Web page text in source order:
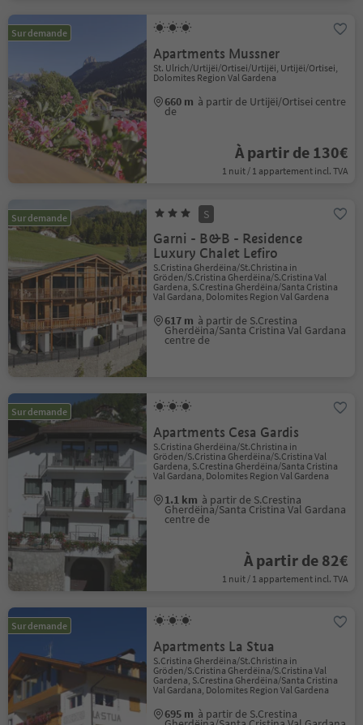
Sur demande
Apartments Mussner
St. Ulrich/Urtijëi/Ortisei/Urtijëi, Urtijëi/Ortisei,
Dolomites Region Val Gardena
660 m à partir de Urtijëi/Ortisei centre
de
À partir de 130€
1 nuit / 1 appartement incl. TVA
Sur demande S
Garni - B&B - Residence
Luxury Chalet Lefiro
S.Cristina Gherdëina/St.Christina in
Gröden/S.Cristina Gherdëina/S.Cristina Val
Gardena, S.Crestina Gherdëina/Santa Cristina
Val Gardana, Dolomites Region Val Gardena
617 m à partir de S.Crestina
Gherdëina/Santa Cristina Val Gardana
centre de
Sur demande
Apartments Cesa Gardis
S.Cristina Gherdëina/St.Christina in
Gröden/S.Cristina Gherdëina/S.Cristina Val
Gardena, S.Crestina Gherdëina/Santa Cristina
Val Gardana, Dolomites Region Val Gardena
1.1 km à partir de S.Crestina
Gherdëina/Santa Cristina Val Gardana
centre de
À partir de 82€
1 nuit / 1 appartement incl. TVA
Sur demande
Apartments La Stua
S.Cristina Gherdëina/St.Christina in
Gröden/S.Cristina Gherdëina/S.Cristina Val
Gardena, S.Crestina Gherdëina/Santa Cristina
Val Gardana, Dolomites Region Val Gardena
695 m à partir de S.Crestina